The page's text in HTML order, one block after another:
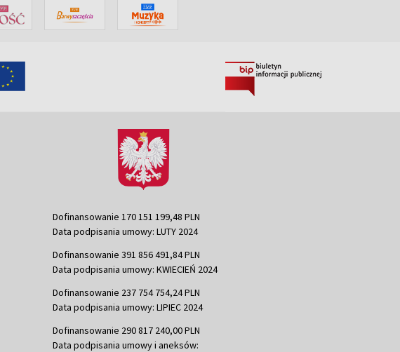
Dofinansowanie 170 151 199,48 PLN
Data podpisania umowy: LUTY 2024
Dofinansowanie 391 856 491,84 PLN
Data podpisania umowy: KWIECIEŃ 2024
Dofinansowanie 237 754 754,24 PLN
Data podpisania umowy: LIPIEC 2024
Dofinansowanie 290 817 240,00 PLN
Data podpisania umowy i aneksów: